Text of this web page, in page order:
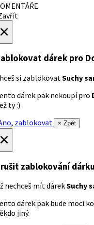
dárek pro
si zablokovatSuchy
dárek pak nekoupí pro
ty :)
zablokovat
× Zpět
zablokování dárku
nechceš mít dárekSuchy
dárek pak bude moci
jiný.